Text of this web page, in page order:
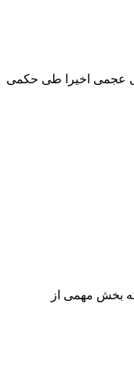
مرتضی عجمی اخیرا طی حکمی
بخش مهمی از